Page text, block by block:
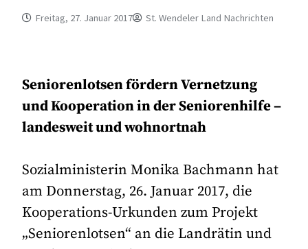
Freitag, 27. Januar 2017 St. Wendeler Land Nachrichten
Seniorenlotsen fördern Vernetzung
und Kooperation in der Seniorenhilfe –
landesweit und wohnortnah
Sozialministerin Monika Bachmann hat
am Donnerstag, 26. Januar 2017, die
Kooperations-Urkunden zum Projekt
„Seniorenlotsen“ an die Landrätin und